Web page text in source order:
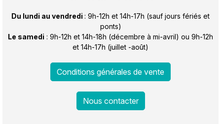
Du lundi au vendredi : 9h-12h et 14h-17h (sauf jours fériés et
ponts)
Le samedi : 9h-12h et 14h-18h (décembre à mi-avril) ou 9h-12h
et 14h-17h (juillet -août)
Conditions générales de vente
Nous contacter